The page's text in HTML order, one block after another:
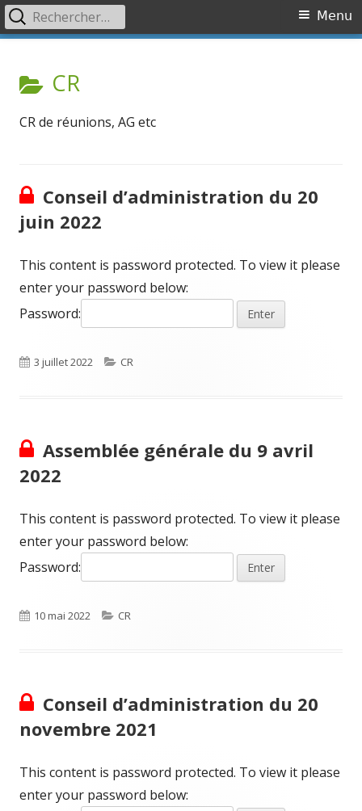
content
Primary
Menu
Rechercher :
CATEGORY:
CR
CR de réunions, AG etc
Conseil d’administration du 20
juin 2022
This content is password protected. To view it please
enter your password below:
Password:
Published
3 juillet 2022 Categories
CR
Assemblée générale du 9 avril
2022
This content is password protected. To view it please
enter your password below:
Password:
Published
10 mai 2022 Categories
CR
Conseil d’administration du 20
novembre 2021
This content is password protected. To view it please
enter your password below: